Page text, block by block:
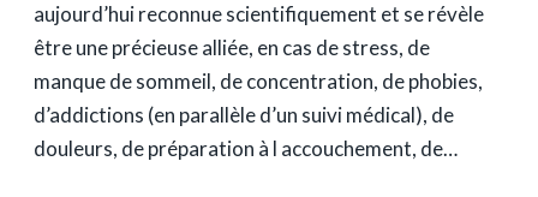
aujourd’hui reconnue scientifiquement et se révèle
être une précieuse alliée, en cas de stress, de
manque de sommeil, de concentration, de phobies,
d’addictions (en parallèle d’un suivi médical), de
douleurs, de préparation à l accouchement, de…